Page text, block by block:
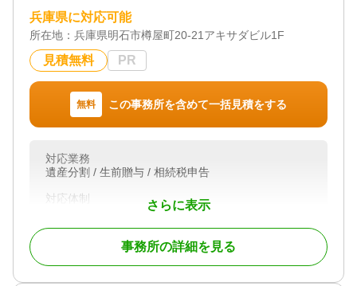
兵庫県に対応可能
所在地： 兵庫県明石市樽屋町20-21アキサダビル1F
見積無料 PR
無料 この事務所を含めて一括見積をする
さらに表示
対応業務
遺産分割 / 生前贈与 / 相続税申告
対応体制
事務所の詳細を見る